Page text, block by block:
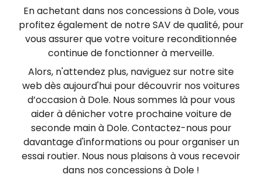
En achetant dans nos concessions à Dole, vous
profitez également de notre SAV de qualité, pour
vous assurer que votre voiture reconditionnée
continue de fonctionner à merveille.
Alors, n'attendez plus, naviguez sur notre site
web dès aujourd'hui pour découvrir nos voitures
d’occasion à Dole. Nous sommes là pour vous
aider à dénicher votre prochaine voiture de
seconde main à Dole. Contactez-nous pour
davantage d'informations ou pour organiser un
essai routier. Nous nous plaisons à vous recevoir
dans nos concessions à Dole !